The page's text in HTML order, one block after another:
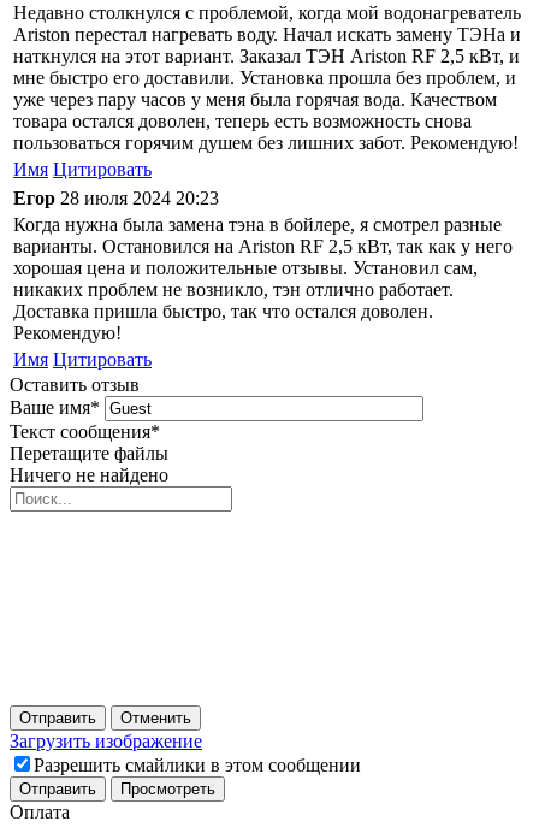
Недавно столкнулся с проблемой, когда мой водонагреватель
Ariston перестал нагревать воду. Начал искать замену ТЭНа и
наткнулся на этот вариант. Заказал ТЭН Ariston RF 2,5 кВт, и
мне быстро его доставили. Установка прошла без проблем, и
уже через пару часов у меня была горячая вода. Качеством
товара остался доволен, теперь есть возможность снова
пользоваться горячим душем без лишних забот. Рекомендую!
Имя Цитировать
Егор 28 июля 2024 20:23
Когда нужна была замена тэна в бойлере, я смотрел разные
варианты. Остановился на Ariston RF 2,5 кВт, так как у него
хорошая цена и положительные отзывы. Установил сам,
никаких проблем не возникло, тэн отлично работает.
Доставка пришла быстро, так что остался доволен.
Рекомендую!
Имя Цитировать
Оставить отзыв
Ваше имя*
Текст сообщения*
Перетащите файлы
Ничего не найдено
Отправить Отменить
Загрузить изображение
Разрешить смайлики в этом сообщении
Оплата